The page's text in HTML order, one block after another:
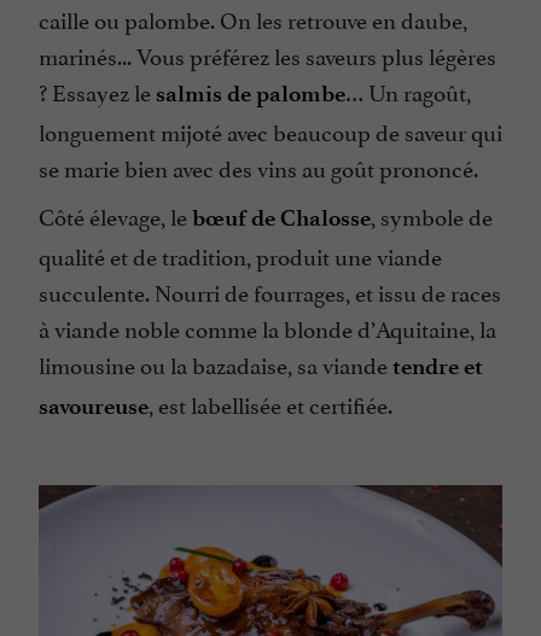
caille ou palombe. On les retrouve en daube,
marinés... Vous préférez les saveurs plus légères
? Essayez le salmis de palombe… Un ragoût,
longuement mijoté avec beaucoup de saveur qui
se marie bien avec des vins au goût prononcé.
Côté élevage, lebœuf de Chalosse, symbole de
qualité et de tradition, produit une viande
succulente. Nourri de fourrages, et issu de races
à viande noble comme la blonde d’Aquitaine, la
limousine ou la bazadaise, sa viandetendre et
savoureuse, est labellisée et certifiée.